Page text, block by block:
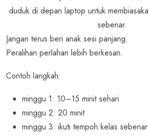
Jangan terus beri anak sesi panjang.
Peralihan perlahan lebih berkesan.
Contoh langkah:
minggu 1: 10–15 minit sehari
minggu 2: 20 minit
minggu 3: ikuti tempoh kelas sebenar